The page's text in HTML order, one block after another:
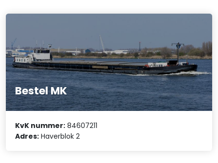
Bestel MK
KvK nummer: 84607211
Adres: Haverblok 2